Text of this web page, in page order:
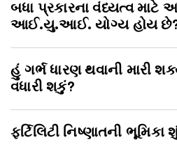
બધા પ્રકારના વંધ્યત્વ
આઈ.યુ.આઈ. યોગ્ય હોય
હું ગર્ભ ધારણ થવાની મારી
વધારી શકું?
ફર્ટિલિટી નિષ્ણાતની ભૂમિકા